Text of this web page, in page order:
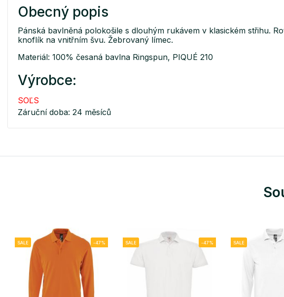
Obecný popis
Pánská bavlněná polokošile s dlouhým rukávem v klasickém střihu.
knoflík na vnitřním švu. Žebrovaný límec.
Materiál: 100% česaná bavlna Ringspun, PIQUÉ 210
Výrobce:
SOĽS
Záruční doba: 24 měsíců
SALE -47% SALE -47% SALE